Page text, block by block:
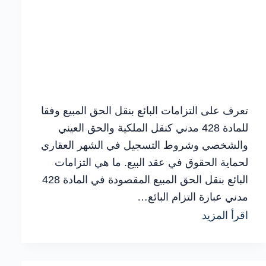
تعرف على التزامات البائع بنقل الحق المبيع وفقا
للمادة 428 مدني كنقل الملكية والحق العيني
والشخصي وشروط التسجيل في الشهر العقاري
لحماية الحقوق في عقد البيع. ما هي التزامات
البائع بنقل الحق المبيع المقصودة في المادة 428
مدني عبارة التزام البائع…
اقرأ المزيد